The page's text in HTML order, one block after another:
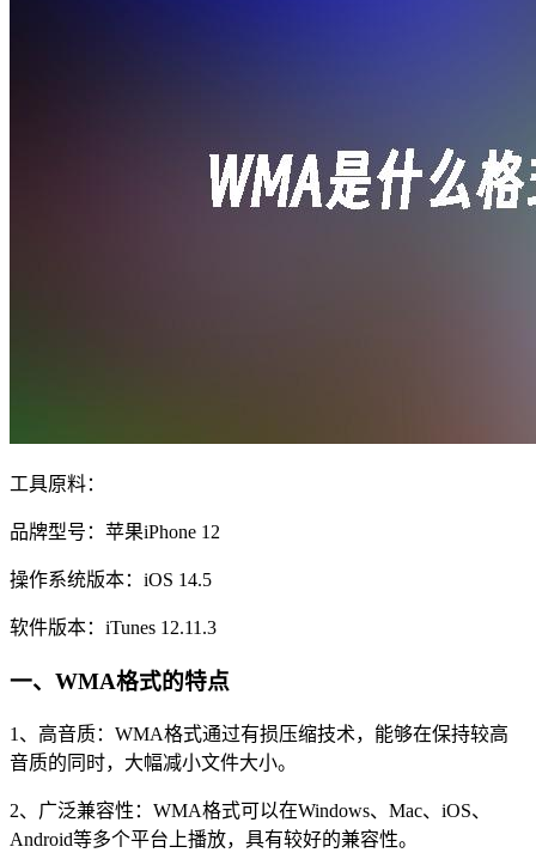
工具原料：
品牌型号：苹果iPhone 12
操作系统版本：iOS 14.5
软件版本：iTunes 12.11.3
一、WMA格式的特点
1、高音质：WMA格式通过有损压缩技术，能够在保持较高
音质的同时，大幅减小文件大小。
2、广泛兼容性：WMA格式可以在Windows、Mac、iOS、
Android等多个平台上播放，具有较好的兼容性。